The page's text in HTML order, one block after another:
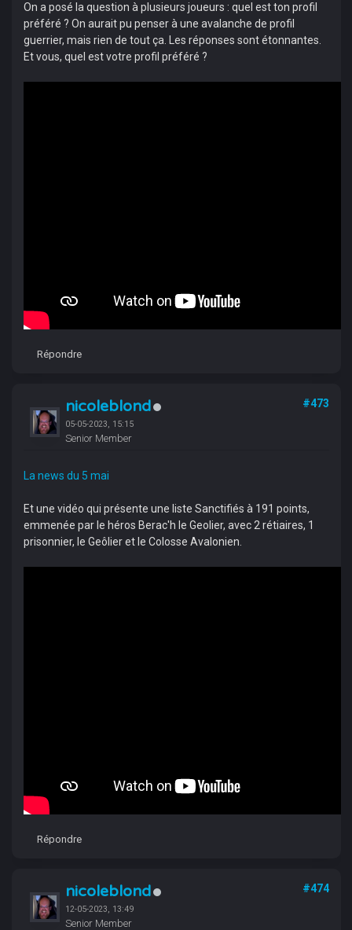
On a posé la question à plusieurs joueurs : quel est ton profil
préféré ? On aurait pu penser à une avalanche de profil
guerrier, mais rien de tout ça. Les réponses sont étonnantes.
Et vous, quel est votre profil préféré ?
Répondre
nicoleblond
05-05-2023, 15:15
Senior Member
#473
La news du 5 mai
Et une vidéo qui présente une liste Sanctifiés à 191 points,
emmenée par le héros Berac'h le Geolier, avec 2 rétiaires, 1
prisonnier, le Geôlier et le Colosse Avalonien.
Répondre
nicoleblond
12-05-2023, 13:49
Senior Member
#474